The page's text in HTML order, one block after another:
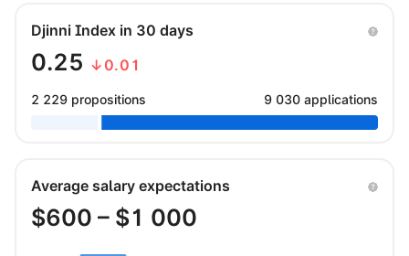
Djinni Index in 30 days
0.25 ↓0.01
2 229 propositions 9 030 applications
Average salary expectations
$600 – $1 000